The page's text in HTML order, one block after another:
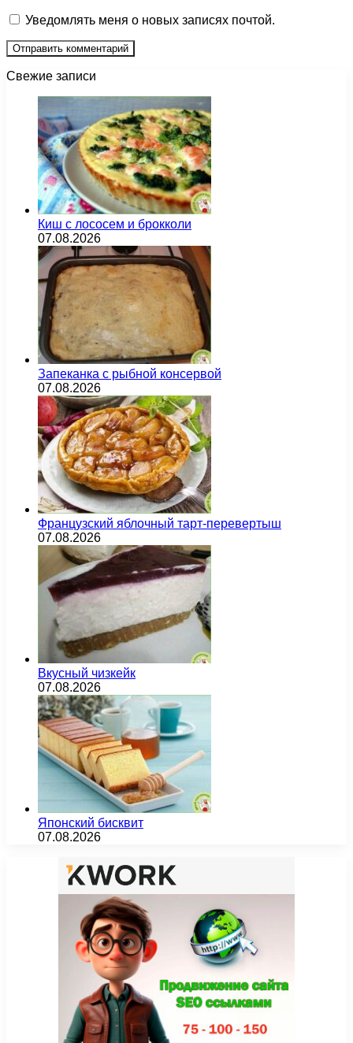
Уведомлять меня о новых записях почтой.
Свежие записи
Киш с лососем и брокколи
07.08.2026
Запеканка с рыбной консервой
07.08.2026
Французский яблочный тарт-перевертыш
07.08.2026
Вкусный чизкейк
07.08.2026
Японский бисквит
07.08.2026